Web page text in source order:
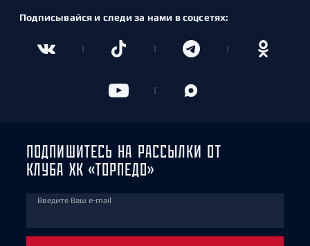
Подписывайся и следи за нами в соцсетях:
ПОДПИШИТЕСЬ НА РАССЫЛКИ ОТ
КЛУБА ХК «ТОРПЕДО»
Введите Ваш e-mail